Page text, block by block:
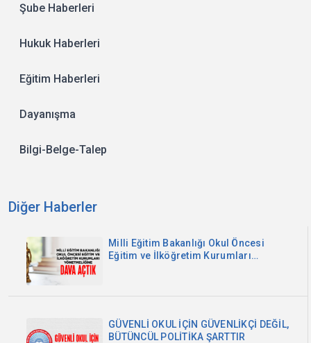
Şube Haberleri
Hukuk Haberleri
Eğitim Haberleri
Dayanışma
Bilgi-Belge-Talep
Diğer Haberler
Milli Eğitim Bakanlığı Okul Öncesi
Eğitim ve İlköğretim Kurumları
GÜVENLİ OKUL İÇİN GÜVENLİKÇİ DEĞİL,
BÜTÜNCÜL POLİTİKA ŞARTTIR